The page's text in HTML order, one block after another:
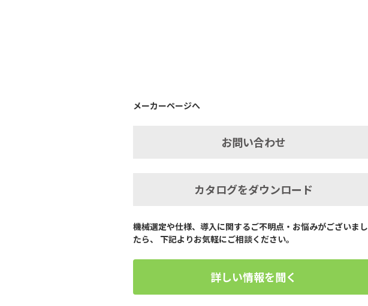
メーカーページへ
お問い合わせ
カタログをダウンロード
機械選定や仕様、導入に関するご不明点・お悩みがございまし
たら、 下記よりお気軽にご相談ください。
詳しい情報を聞く